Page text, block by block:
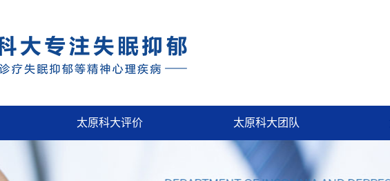
太原科大评价 太原科大团队